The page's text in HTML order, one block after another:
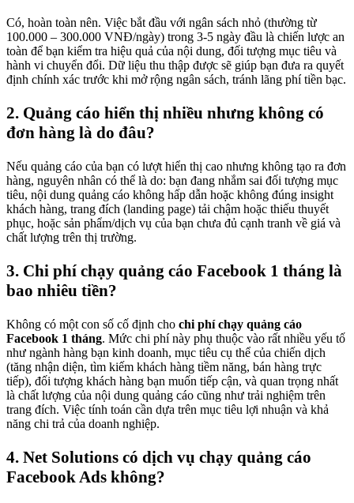
Có, hoàn toàn nên. Việc bắt đầu với ngân sách nhỏ (thường từ
100.000 – 300.000 VNĐ/ngày) trong 3-5 ngày đầu là chiến lược an
toàn để bạn kiểm tra hiệu quả của nội dung, đối tượng mục tiêu và
hành vi chuyển đổi. Dữ liệu thu thập được sẽ giúp bạn đưa ra quyết
định chính xác trước khi mở rộng ngân sách, tránh lãng phí tiền bạc.
2. Quảng cáo hiển thị nhiều nhưng không có
đơn hàng là do đâu?
Nếu quảng cáo của bạn có lượt hiển thị cao nhưng không tạo ra đơn
hàng, nguyên nhân có thể là do: bạn đang nhắm sai đối tượng mục
tiêu, nội dung quảng cáo không hấp dẫn hoặc không đúng insight
khách hàng, trang đích (landing page) tải chậm hoặc thiếu thuyết
phục, hoặc sản phẩm/dịch vụ của bạn chưa đủ cạnh tranh về giá và
chất lượng trên thị trường.
3. Chi phí chạy quảng cáo Facebook 1 tháng là
bao nhiêu tiền?
Không có một con số cố định cho chi phí chạy quảng cáo
Facebook 1 tháng. Mức chi phí này phụ thuộc vào rất nhiều yếu tố
như ngành hàng bạn kinh doanh, mục tiêu cụ thể của chiến dịch
(tăng nhận diện, tìm kiếm khách hàng tiềm năng, bán hàng trực
tiếp), đối tượng khách hàng bạn muốn tiếp cận, và quan trọng nhất
là chất lượng của nội dung quảng cáo cũng như trải nghiệm trên
trang đích. Việc tính toán cần dựa trên mục tiêu lợi nhuận và khả
năng chi trả của doanh nghiệp.
4. Net Solutions có dịch vụ chạy quảng cáo
Facebook Ads không?